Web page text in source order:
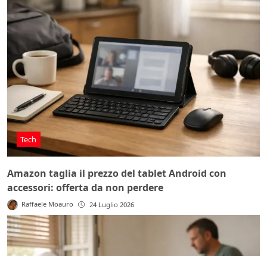
Tech
Amazon taglia il prezzo del tablet Android con
accessori: offerta da non perdere
Raffaele Moauro 24 Luglio 2026